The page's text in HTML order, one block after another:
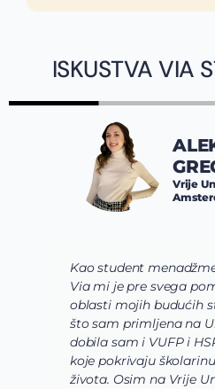
ISKUSTVA VIA
Kao student
Via mi je pre svega
oblasti mojih budućih
što sam primljena na
dobila sam i VUFP i
koje pokrivaju
života. Osim na Vrije
Vrije